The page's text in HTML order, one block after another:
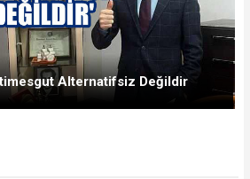
Alternatifsiz Değildir